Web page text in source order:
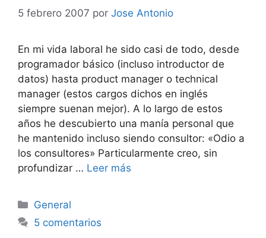
5 febrero 2007 por Jose Antonio
En mi vida laboral he sido casi de todo, desde
programador básico (incluso introductor de
datos) hasta product manager o technical
manager (estos cargos dichos en inglés
siempre suenan mejor). A lo largo de estos
años he descubierto una manía personal que
he mantenido incluso siendo consultor: «Odio a
los consultores» Particularmente creo, sin
profundizar … Leer más
Categorías
General
5 comentarios